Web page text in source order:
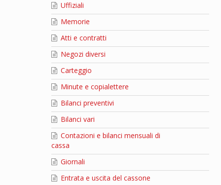
Uffiziali
Memorie
Atti e contratti
Negozi diversi
Carteggio
Minute e copialettere
Bilanci preventivi
Bilanci vari
Contazioni e bilanci mensuali di
cassa
Giornali
Entrata e uscita del cassone